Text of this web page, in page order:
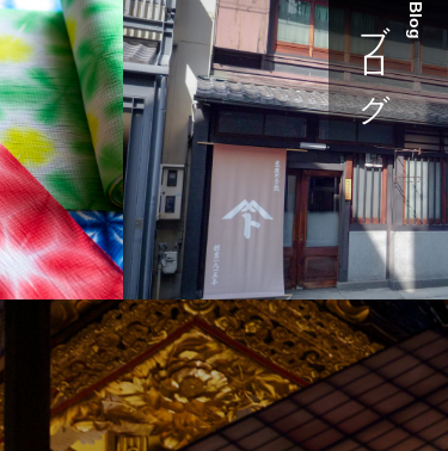
Blog
ブログ